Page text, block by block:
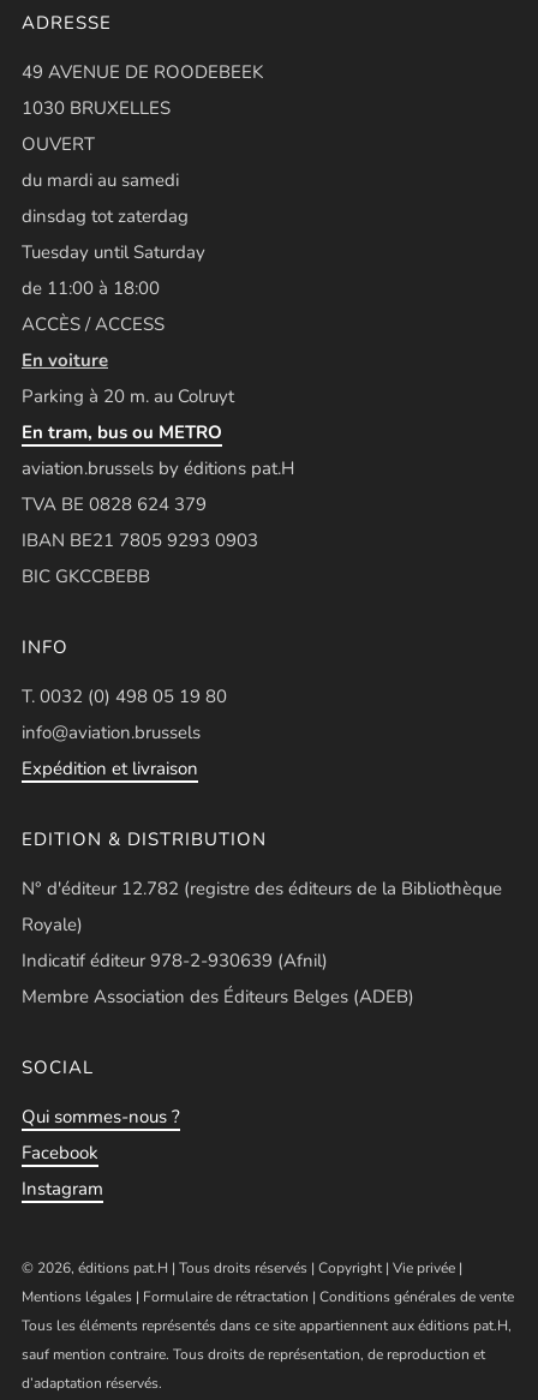
ADRESSE
49 AVENUE DE ROODEBEEK
1030 BRUXELLES
OUVERT
du mardi au samedi
dinsdag tot zaterdag
Tuesday until Saturday
de 11:00 à 18:00
ACCÈS / ACCESS
En voiture
Parking à 20 m. au Colruyt
En tram, bus ou METRO
aviation.brussels by éditions pat.H
TVA BE 0828 624 379
IBAN BE21 7805 9293 0903
BIC GKCCBEBB
INFO
T. 0032 (0) 498 05 19 80
info@aviation.brussels
Expédition et livraison
EDITION & DISTRIBUTION
N° d'éditeur 12.782 (registre des éditeurs de la Bibliothèque
Royale)
Indicatif éditeur 978-2-930639 (Afnil)
Membre Association des Éditeurs Belges (ADEB)
SOCIAL
Qui sommes-nous ?
Facebook
Instagram
© 2026, éditions pat.H | Tous droits réservés | Copyright| Vie privée |
Mentions légales | Formulaire de rétractation | Conditions générales de vente
Tous les éléments représentés dans ce site appartiennent aux éditions pat.H,
sauf mention contraire. Tous droits de représentation, de reproduction et
d’adaptation réservés.